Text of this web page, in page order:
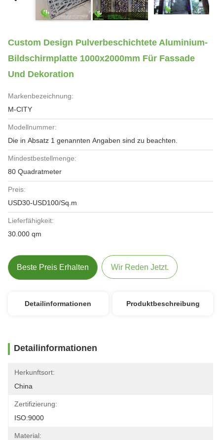
Custom Design Pulverbeschichtete Aluminium-
Bildschirmplatte 1000x2000mm Für Fassade
Und Dekoration
Markenbezeichnung:
M-CITY
Modellnummer:
Die in Absatz 1 genannten Angaben sind zu beachten.
Mindestbestellmenge:
80 Quadratmeter
Preis:
USD30-USD100/Sq.m
Lieferfähigkeit:
30.000 qm
Beste Preis Erhalten Wir Reden Jetzt.
Detailinformationen Produktbeschreibung
Detailinformationen
Herkunftsort:
China
Zertifizierung:
ISO:9000
Material: